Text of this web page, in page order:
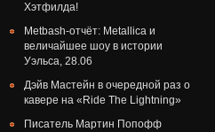
Хэтфилда!
Metbash-отчёт: Metallica и
величайшее шоу в истории
Уэльса, 28.06
Дэйв Мастейн в очередной раз о
кавере на «Ride The Lightning»
Писатель Мартин Попофф